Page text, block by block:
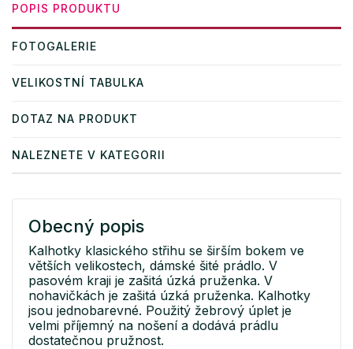
POPIS PRODUKTU
FOTOGALERIE
VELIKOSTNÍ TABULKA
DOTAZ NA PRODUKT
NALEZNETE V KATEGORII
Obecný popis
Kalhotky klasického střihu se širším bokem ve
větších velikostech, dámské šité prádlo. V
pasovém kraji je zašitá úzká pruženka. V
nohavičkách je zašitá úzká pruženka. Kalhotky
jsou jednobarevné. Použitý žebrový úplet je
velmi příjemný na nošení a dodává prádlu
dostatečnou pružnost.